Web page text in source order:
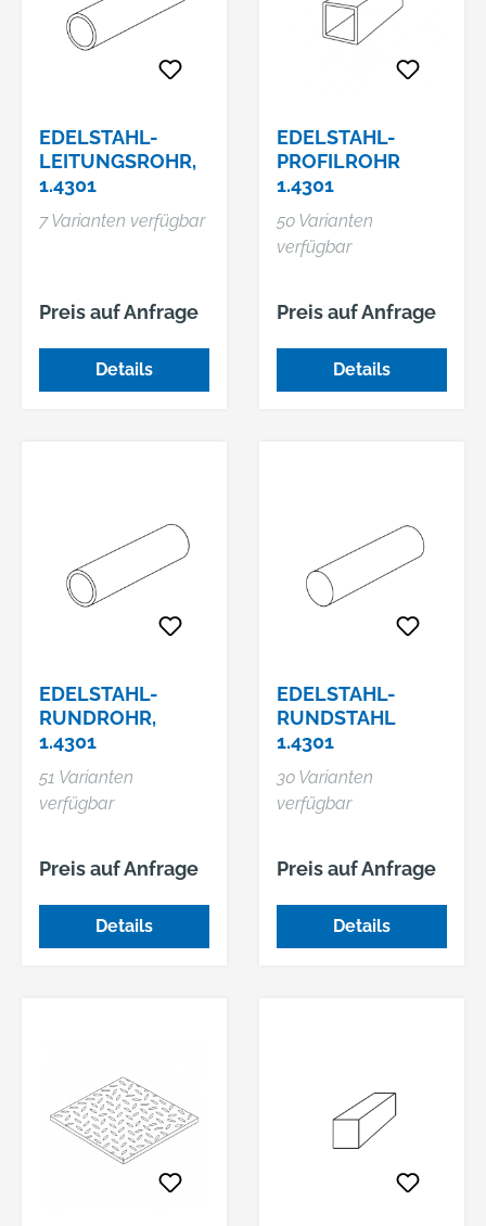
EDELSTAHL-
LEITUNGSROHR,
1.4301
7 Varianten verfügbar
Preis auf Anfrage
Details
EDELSTAHL-
PROFILROHR
1.4301
50 Varianten
verfügbar
Preis auf Anfrage
Details
EDELSTAHL-
RUNDROHR,
1.4301
51 Varianten
verfügbar
Preis auf Anfrage
Details
EDELSTAHL-
RUNDSTAHL
1.4301
30 Varianten
verfügbar
Preis auf Anfrage
Details